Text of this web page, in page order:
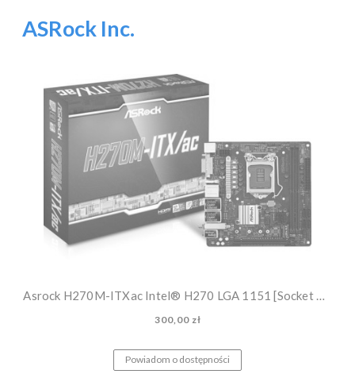
ASRock Inc.
Asrock H270M-ITXac Intel® H270 LGA 1151 [Socket H4] mini ITX
300,00 zł
Powiadom o dostępności